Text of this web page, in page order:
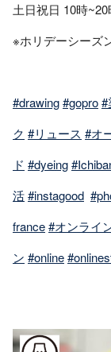
土日⁡祝日 10時~20
⁡⁡※ホリデーシーズ
#drawing#gopro#
ク #リュース #オ
ド #dyeing
活#instagood
france#オンライ
ン #online